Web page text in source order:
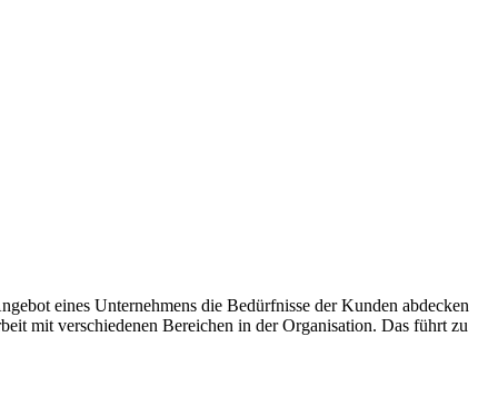
eines Unternehmens die Bedürfnisse der Kunden abdecken
mit verschiedenen Bereichen in der Organisation. Das führt zu